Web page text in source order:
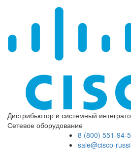
Дистрибьютор и системный
Сетевое оборудование
8 (800) 551-94-
sale@cisco-